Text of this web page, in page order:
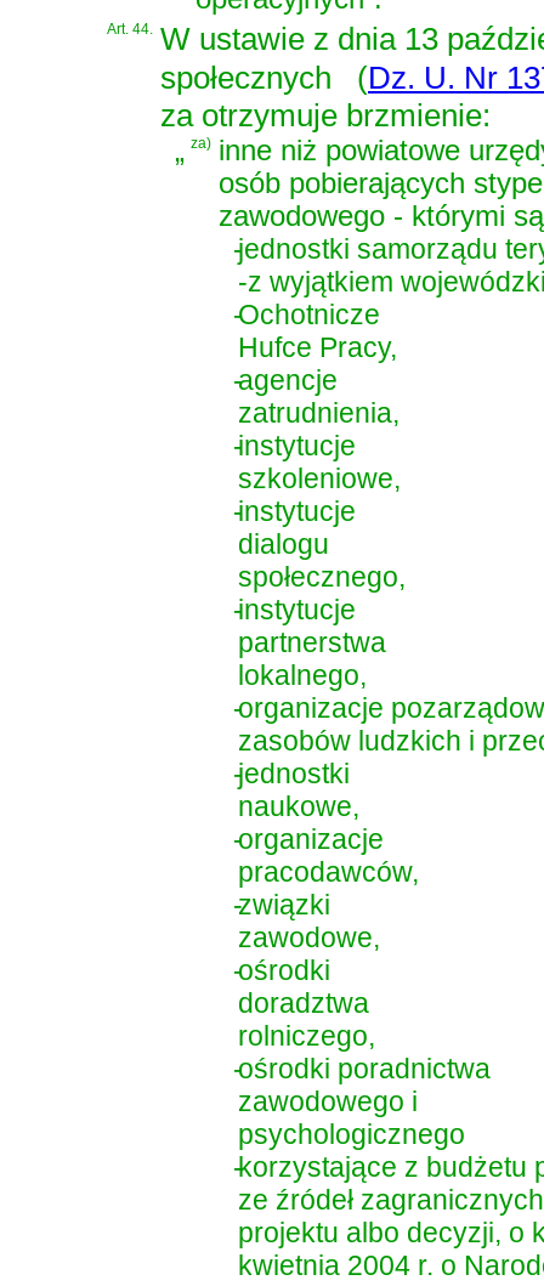
Art. 44. W ustawie z dnia 13
społecznych
(Dz. U. Nr
za otrzymuje brzmienie:
„za) inne niż powiatowe
osób pobierających
zawodowego - którymi
-
jednostki samorządu
-z wyjątkiem
-
Ochotnicze
Hufce Pracy,
-
agencje
zatrudnienia,
-
instytucje
szkoleniowe,
-
instytucje
dialogu
społecznego,
-
instytucje
partnerstwa
lokalnego,
-
organizacje
zasobów ludzkich i
-
jednostki
naukowe,
-
organizacje
pracodawców,
-
związki
zawodowe,
-
ośrodki
doradztwa
rolniczego,
-
ośrodki poradnictwa
zawodowego i
psychologicznego
-
korzystające z budżetu
ze źródeł
projektu albo decyzji, o
kwietnia 2004 r. o